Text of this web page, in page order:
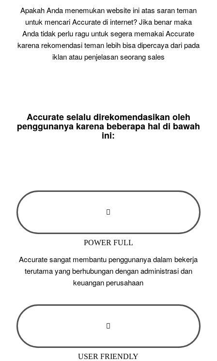
Apakah Anda menemukan website ini atas saran teman
untuk mencari Accurate di internet? Jika benar maka
Anda tidak perlu ragu untuk segera memakai Accurate
karena rekomendasi teman lebih bisa dipercaya dari pada
iklan atau penjelasan seorang sales
Accurate selalu direkomendasikan oleh
penggunanya karena beberapa hal di bawah
ini:
POWER FULL
Accurate sangat membantu penggunanya dalam bekerja
terutama yang berhubungan dengan administrasi dan
keuangan perusahaan
USER FRIENDLY